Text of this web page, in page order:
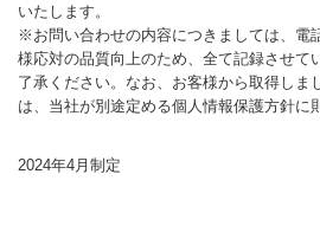
いたします。
※お問い合わせの内容につきましては、電
様応対の品質向上のため、全て記録させて
了承ください。なお、お客様から取得しま
は、当社が別途定める個人情報保護方針に
2024年4月制定